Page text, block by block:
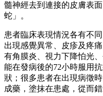
髓神經去到連接的皮膚表
蛇」。
患者臨床表現情況各有不
出現感覺異常、皮疹及疼
有角膜炎、視力下降怕光
能在發病後的72小時服用
狀；很多患者在出現病徵
成藥，塗抹在患處，從而